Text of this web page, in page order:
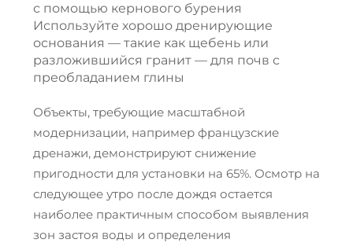
с помощью кернового бурения
Используйте хорошо дренирующие
основания — такие как щебень или
разложившийся гранит — для почв с
преобладанием глины
Объекты, требующие масштабной
модернизации, например французские
дренажи, демонстрируют снижение
пригодности для установки на 65%. Осмотр на
следующее утро после дождя остается
наиболее практичным способом выявления
зон застоя воды и определения